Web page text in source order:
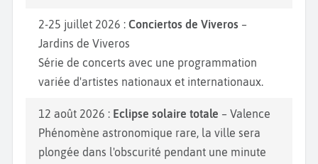
2-25 juillet 2026 : Conciertos de Viveros –
Jardins de Viveros
Série de concerts avec une programmation
variée d'artistes nationaux et internationaux.
12 août 2026 : Eclipse solaire totale – Valence
Phénomène astronomique rare, la ville sera
plongée dans l'obscurité pendant une minute